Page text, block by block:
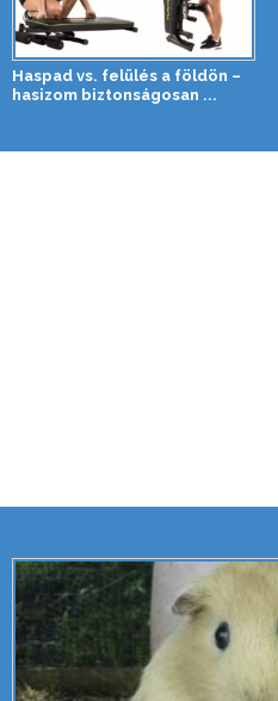
Haspad vs. felülés a földön –
hasizom biztonságosan ...